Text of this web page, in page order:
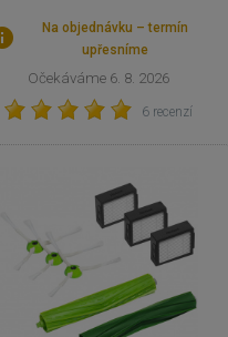
Na objednávku – termín
upřesníme
Očekáváme 6. 8. 2026
6 recenzí